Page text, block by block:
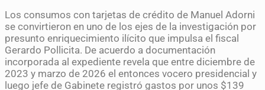
Los consumos con tarjetas de crédito de Manuel Adorni
se convirtieron en uno de los ejes de la investigación por
presunto enriquecimiento ilícito que impulsa el fiscal
Gerardo Pollicita. De acuerdo a documentación
incorporada al expediente revela que entre diciembre de
2023 y marzo de 2026 el entonces vocero presidencial y
luego jefe de Gabinete registró gastos por unos $139